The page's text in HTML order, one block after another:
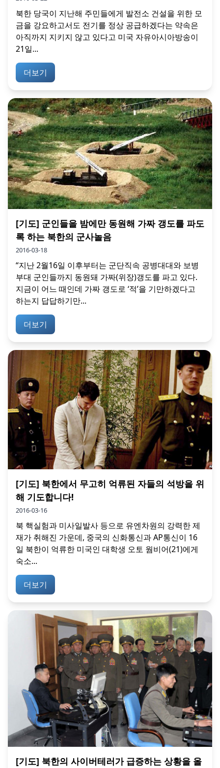
북한 당국이 지난해 주민들에게 발전소 건설을 위한 모
금을 강요하고서도 전기를 정상 공급하겠다는 약속은
아직까지 지키지 않고 있다고 미국 자유아시아방송이
21일...
더보기
[기도] 군인들을 밤에만 동원해 가짜 갱도를 파도
록 하는 북한의 군사놀음
2016-03-18
“지난 2월16일 이후부터는 군단직속 공병대대와 보병
부대 군인들까지 동원돼 가짜(위장)갱도를 파고 있다.
지금이 어느 때인데 가짜 갱도로 ‘적’을 기만하겠다고
하는지 답답하기만...
더보기
[기도] 북한에서 무고히 억류된 자들의 석방을 위
해 기도합니다!
2016-03-16
북 핵실험과 미사일발사 등으로 유엔차원의 강력한 제
재가 취해진 가운데, 중국의 신화통신과 AP통신이 16
일 북한이 억류한 미국인 대학생 오토 웜비어(21)에게
숙소...
더보기
[기도] 북한의 사이버테러가 급증하는 상황을 올